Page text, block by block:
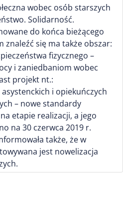
wobec osób starszych
Solidarność.
do końca bieżącego
znaleźć się ma także obszar:
fizycznego –
i zaniedbaniom wobec
projekt nt.:
i opiekuńczych
– nowe standardy
etapie realizacji, a jego
na 30 czerwca 2019 r.
także, że w
jest nowelizacja